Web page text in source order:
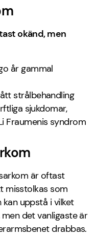
okänd, men
år gammal
strålbehandling
sjukdomar,
Fraumenis syndrom
är oftast
misstolkas som
kan uppstå i vilket
det vanligaste är
drabbas.